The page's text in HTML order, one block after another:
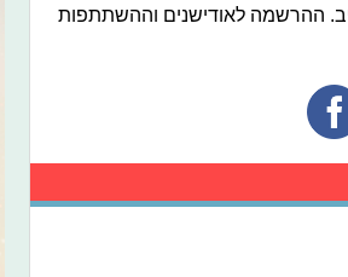
ההרשמה לאודישנים וההשתתפות